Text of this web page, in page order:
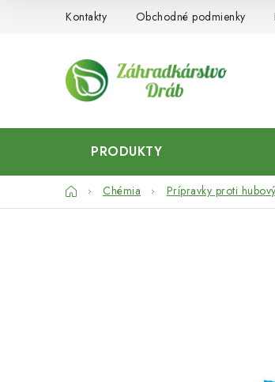
Kontakty Obchodné podmienky
PRODUKTY
DomovChémia Prípravky proti